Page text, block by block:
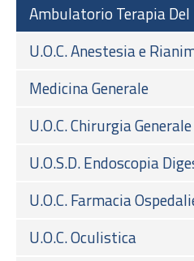
Ambulatorio Terapia Del
U.O.C. Anestesia e
Medicina Generale
U.O.C. Chirurgia
U.O.S.D. Endoscopia
U.O.C. Farmacia
U.O.C. Oculistica